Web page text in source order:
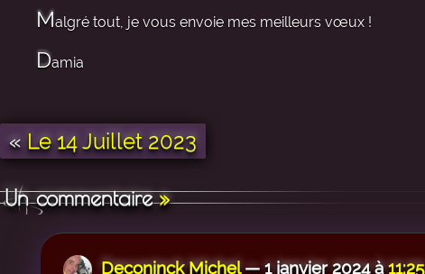
Malgré tout, je vous envoie mes meilleurs vœux !
Damia
« Le 14 Juillet 2023
Un commentaire»
Deconinck Michel— 1 janvier 2024 à11:25